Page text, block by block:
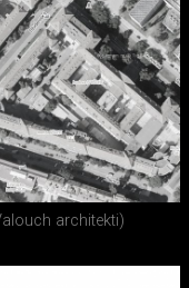
architekti)